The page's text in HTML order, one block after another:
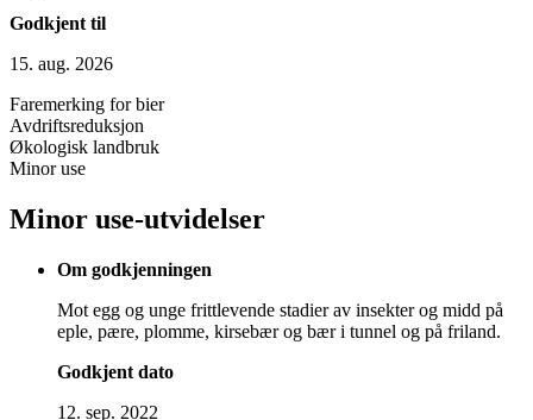
Godkjent til
15. aug. 2026
Faremerking for bier
Avdriftsreduksjon
Økologisk landbruk
Minor use
Minor use-utvidelser
Om godkjenningen
Mot egg og unge frittlevende stadier av insekter og midd på
eple, pære, plomme, kirsebær og bær i tunnel og på friland.
Godkjent dato
12. sep. 2022